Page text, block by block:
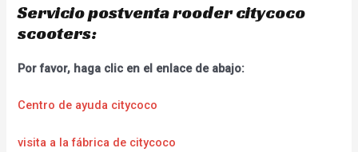
Servicio postventa rooder citycoco
scooters:
Por favor, haga clic en el enlace de abajo:
Centro de ayuda citycoco
visita a la fábrica de citycoco